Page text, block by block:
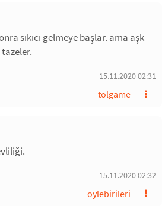
sıkıcı gelmeye başlar. ama aşk
15.11.2020 02:31
tolgame
15.11.2020 02:32
oylebirileri